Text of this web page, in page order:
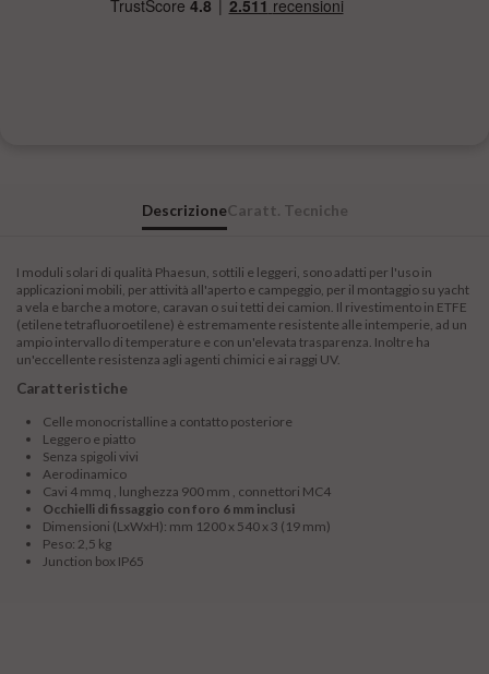
DescrizioneCaratt. Tecniche
I moduli solari di qualità Phaesun, sottili e leggeri, sono adatti per l'uso in
applicazioni mobili, per attività all'aperto e campeggio, per il montaggio su yacht
a vela e barche a motore, caravan o sui tetti dei camion. Il rivestimento in ETFE
(etilene tetrafluoroetilene) è estremamente resistente alle intemperie, ad un
ampio intervallo di temperature e con un'elevata trasparenza. Inoltre ha
un'eccellente resistenza agli agenti chimici e ai raggi UV.
Caratteristiche
Celle monocristalline a contatto posteriore
Leggero e piatto
Senza spigoli vivi
Aerodinamico
Cavi 4 mmq , lunghezza 900 mm , connettori MC4
Occhielli di fissaggio con foro 6 mm inclusi
Dimensioni (LxWxH): mm 1200 x 540 x 3 (19 mm)
Peso: 2,5 kg
Junction box IP65